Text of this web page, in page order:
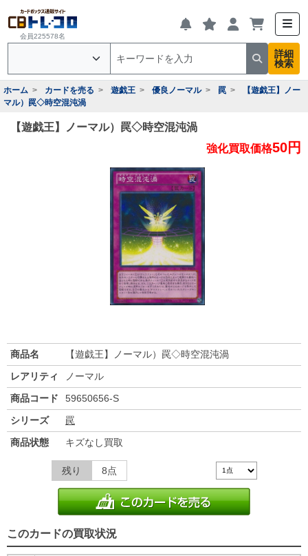
会員225578名
詳細
検索
ホーム カードを売る 遊戯王 優良ノーマル 罠
【遊戯王】ノー
マル）罠◇時空混沌渦
【遊戯王】ノーマル）罠◇時空混沌渦
強化買取価格50円
商品名
【遊戯王】ノーマル）罠◇時空混沌渦
レアリティ
ノーマル
商品コード
59650656-S
シリーズ
罠
商品状態
キズなし買取
残り 8点
このカードの買取状況